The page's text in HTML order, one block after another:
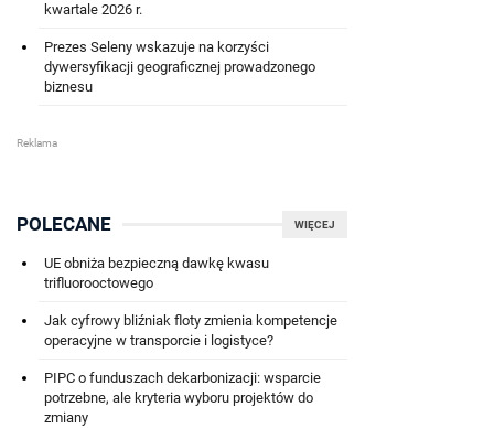
kwartale 2026 r.
Prezes Seleny wskazuje na korzyści
dywersyfikacji geograficznej prowadzonego
biznesu
WIĘCEJ
POLECANE
UE obniża bezpieczną dawkę kwasu
trifluorooctowego
Jak cyfrowy bliźniak floty zmienia kompetencje
operacyjne w transporcie i logistyce?
PIPC o funduszach dekarbonizacji: wsparcie
potrzebne, ale kryteria wyboru projektów do
zmiany